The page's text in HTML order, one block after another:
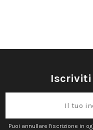
Puoi annullare l'iscrizione in